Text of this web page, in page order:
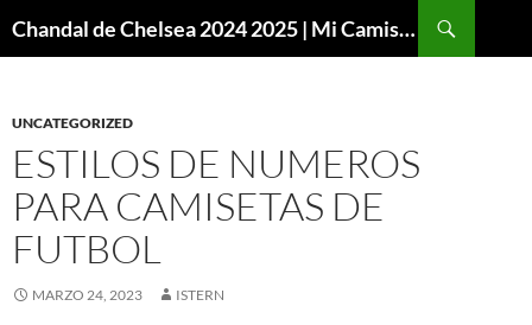
Chandal de Chelsea 2024 2025 | Mi Camiseta Futbol
UNCATEGORIZED
ESTILOS DE NUMEROS
PARA CAMISETAS DE
FUTBOL
MARZO 24, 2023 ISTERN